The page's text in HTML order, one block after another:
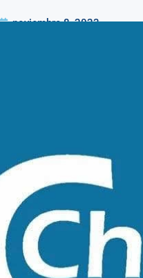
noviembre 8, 2023